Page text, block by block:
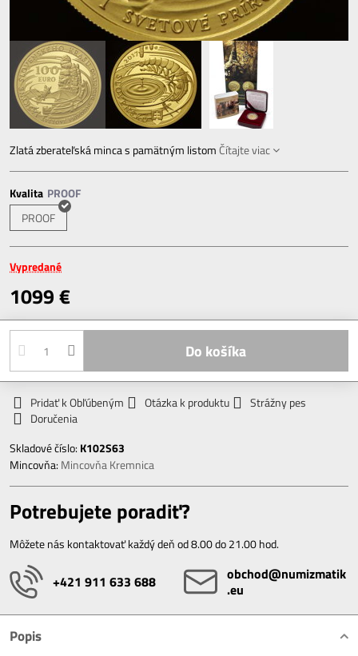
Zlatá zberateľská minca s pamätným listom Čítajte viac
Kvalita
PROOF
Vypredané
1099 €
Do košíka
Pridať k Obľúbeným Otázka k produktu
Strážny pes
Doručenia
Skladové číslo: K102S63
Mincovňa: Mincovňa Kremnica
Potrebujete poradiť?
Môžete nás kontaktovať každý deň od 8.00 do 21.00 hod.
+421 911 633 688
obchod​@numizmatik​
.eu
Popis